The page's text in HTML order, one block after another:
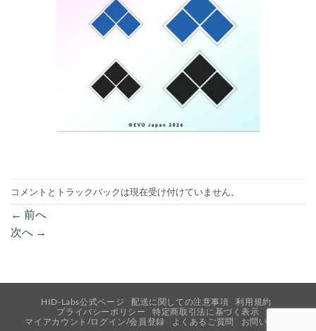
コメントとトラックバックは現在受け付けていません。
← 前へ
次へ →
HID-Labs公式ページ 配送に関しての注意事項
利用規約
プライバシーポリシー
特定商取引法に基づく表示
マイアカウント/ログイン/会員登録
よくあるご質問 お問い合わせ